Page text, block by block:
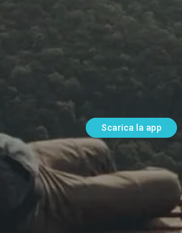
Scarica la app